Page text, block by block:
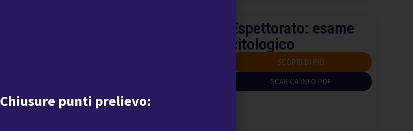
Espettorato: esame
citologico
SCOPRI DI PIÙ
SCARICA INFO PDF
Chiusure punti prelievo: